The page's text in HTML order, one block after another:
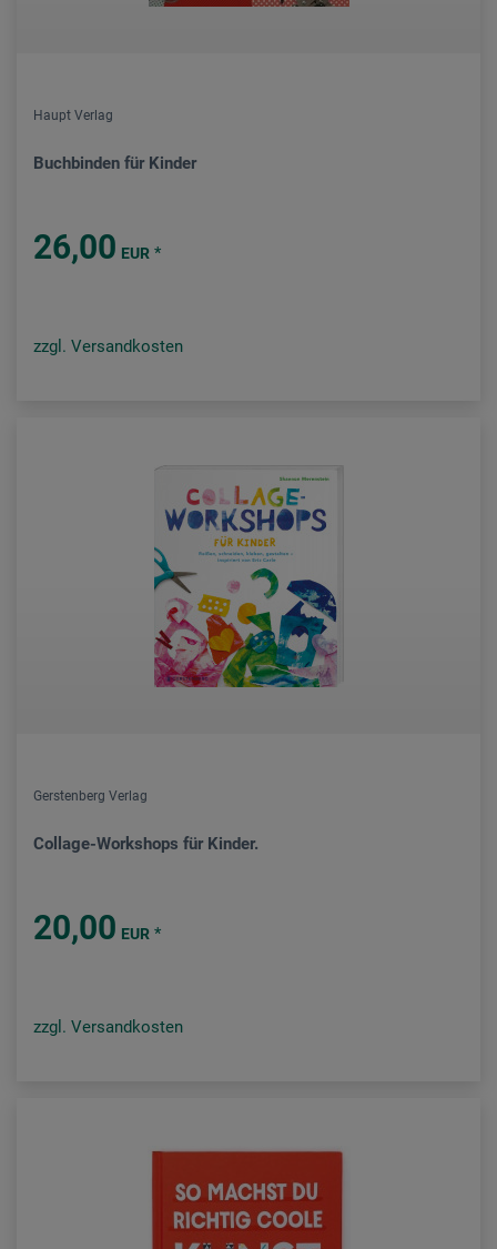
Haupt Verlag
Buchbinden für Kinder
26,00 EUR *
zzgl. Versandkosten
Gerstenberg Verlag
Collage-Workshops für Kinder.
20,00 EUR *
zzgl. Versandkosten